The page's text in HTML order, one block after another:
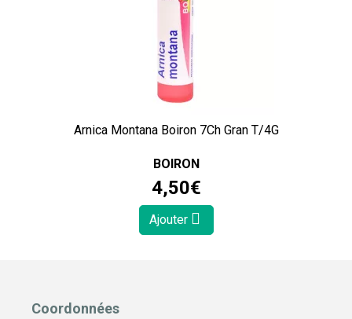
Arnica Montana Boiron 7Ch Gran T/4G
BOIRON
4,50€
Ajouter
Coordonnées